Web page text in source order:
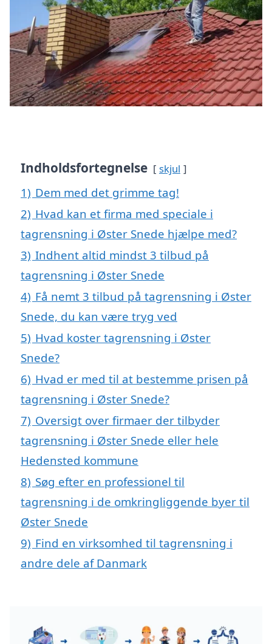
Indholdsfortegnelse skjul
1) Dem med det grimme tag!
2) Hvad kan et firma med speciale i
tagrensning i Øster Snede hjælpe med?
3) Indhent altid mindst 3 tilbud på
tagrensning i Øster Snede
4) Få nemt 3 tilbud på tagrensning i Øster
Snede, du kan være tryg ved
5) Hvad koster tagrensning i Øster
Snede?
6) Hvad er med til at bestemme prisen på
tagrensning i Øster Snede?
7) Oversigt over firmaer der tilbyder
tagrensning i Øster Snede eller hele
Hedensted kommune
8) Søg efter en professionel til
tagrensning i de omkringliggende byer til
Øster Snede
9) Find en virksomhed til tagrensning i
andre dele af Danmark